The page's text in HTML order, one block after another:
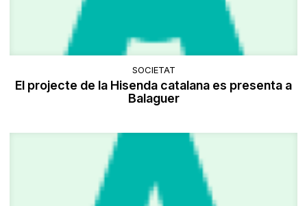
SOCIETAT
El projecte de la Hisenda catalana es presenta a
Balaguer